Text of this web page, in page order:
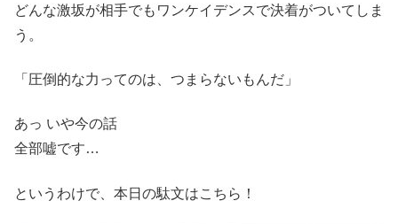
どんな激坂が相手でもワンケイデンスで決着がついてしま
う。
「圧倒的な力ってのは、つまらないもんだ」
あっ いや今の話
全部嘘です…
というわけで、本日の駄文はこちら！